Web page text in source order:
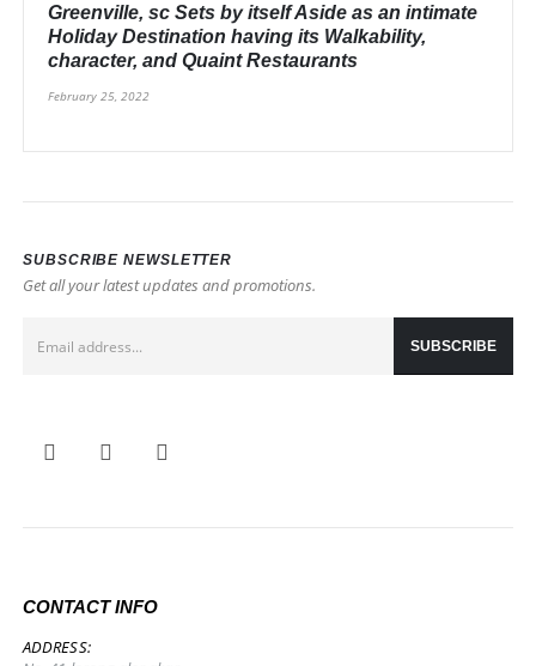
Greenville, sc Sets by itself Aside as an intimate
Holiday Destination having its Walkability,
character, and Quaint Restaurants
February 25, 2022
SUBSCRIBE NEWSLETTER
Get all your latest updates and promotions.
CONTACT INFO
ADDRESS: